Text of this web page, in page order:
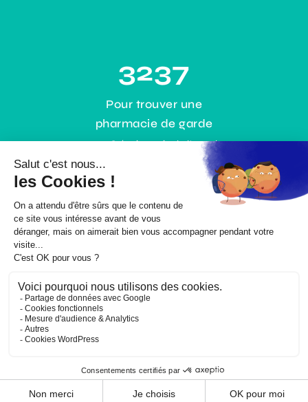
3237
Pour trouver une
pharmacie de garde
0,35€ / min + prix de l’appel
© Copyright |Mentions légales